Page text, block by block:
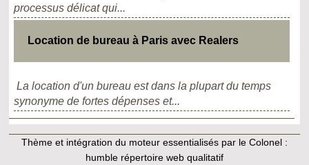
processus délicat qui...
Location de bureau à Paris avec Realers
La location d'un bureau est dans la plupart du temps
synonyme de fortes dépenses et...
Thème et intégration du moteur essentialisés par le Colonel :
humble répertoire web qualitatif